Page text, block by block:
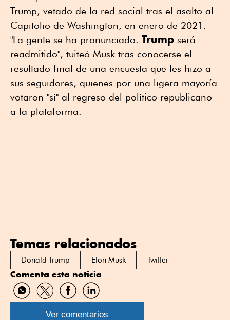
Trump, vetado de la red social tras el asalto al
Capitolio de Washington, en enero de 2021.
"La gente se ha pronunciado. Trump será
readmitido", tuiteó Musk tras conocerse el
resultado final de una encuesta que les hizo a
sus seguidores, quienes por una ligera mayoría
votaron "sí" al regreso del político republicano
a la plataforma.
Temas relacionados
Donald Trump Elon Musk Twitter
Comenta esta noticia
Compartir
por
WhatsApp
Compartir
por
Twitter
Compartir
por
Facebook
Compartir
por
Linkedin
Ver comentarios